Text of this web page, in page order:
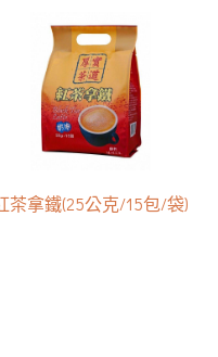
茶拿鐵(25公克/15包/袋)